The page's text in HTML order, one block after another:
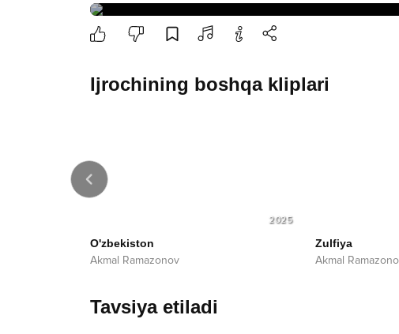
Ijrochining boshqa kliplari
2025
O'zbekiston
Akmal Ramazonov
Zulfiya
Akmal
Tavsiya etiladi